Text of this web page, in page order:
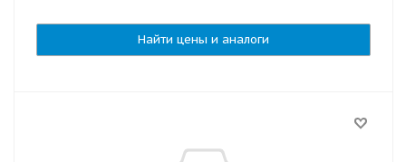
Найти цены и аналоги